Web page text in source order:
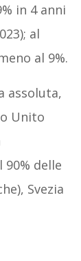
in 4 anni
al
al 9%.
assoluta,
Unito
delle
Svezia